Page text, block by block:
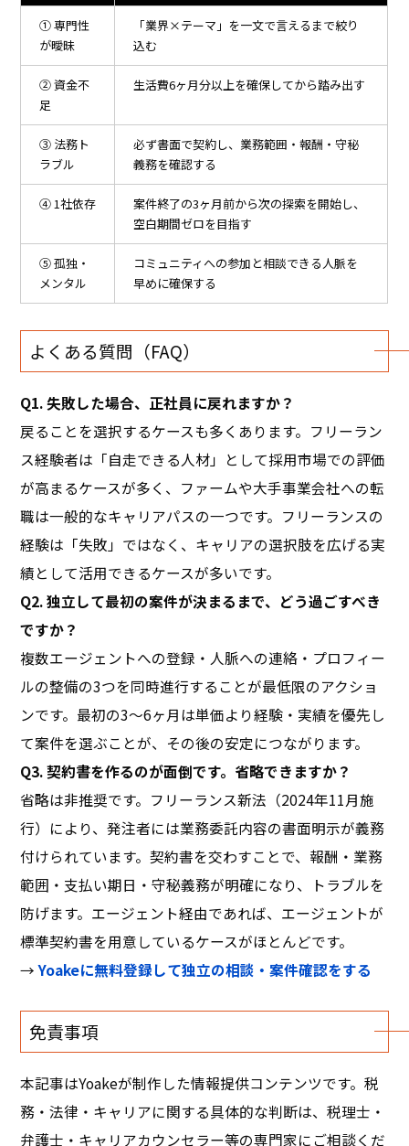
① 専門性
が曖昧
「業界×テーマ」を一文で言えるまで絞り
込む
② 資金不
足
生活費6ヶ月分以上を確保してから踏み出す
③ 法務ト
ラブル
必ず書面で契約し、業務範囲・報酬・守秘
義務を確認する
④ 1社依存
案件終了の3ヶ月前から次の探索を開始し、
空白期間ゼロを目指す
⑤ 孤独・
メンタル
コミュニティへの参加と相談できる人脈を
早めに確保する
よくある質問（FAQ）
Q1. 失敗した場合、正社員に戻れますか？
戻ることを選択するケースも多くあります。フリーラン
ス経験者は「自走できる人材」として採用市場での評価
が高まるケースが多く、ファームや大手事業会社への転
職は一般的なキャリアパスの一つです。フリーランスの
経験は「失敗」ではなく、キャリアの選択肢を広げる実
績として活用できるケースが多いです。
Q2. 独立して最初の案件が決まるまで、どう過ごすべき
ですか？
複数エージェントへの登録・人脈への連絡・プロフィー
ルの整備の3つを同時進行することが最低限のアクショ
ンです。最初の3〜6ヶ月は単価より経験・実績を優先し
て案件を選ぶことが、その後の安定につながります。
Q3. 契約書を作るのが面倒です。省略できますか？
省略は非推奨です。フリーランス新法（2024年11月施
行）により、発注者には業務委託内容の書面明示が義務
付けられています。契約書を交わすことで、報酬・業務
範囲・支払い期日・守秘義務が明確になり、トラブルを
防げます。エージェント経由であれば、エージェントが
標準契約書を用意しているケースがほとんどです。
→Yoakeに無料登録して独立の相談・案件確認をする
免責事項
本記事はYoakeが制作した情報提供コンテンツです。税
務・法律・キャリアに関する具体的な判断は、税理士・
弁護士・キャリアカウンセラー等の専門家にご相談くだ